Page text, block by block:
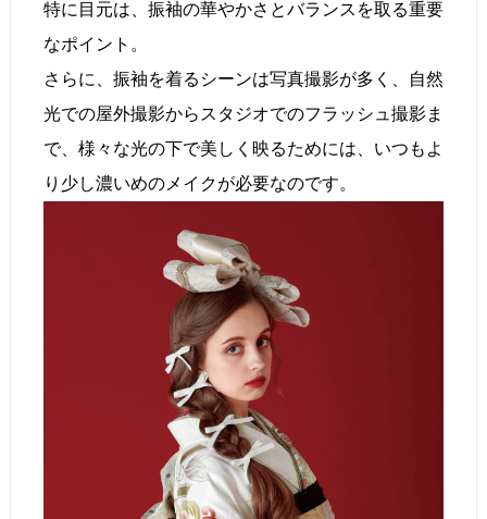
特に目元は、振袖の華やかさとバランスを取る重要
なポイント。
さらに、振袖を着るシーンは写真撮影が多く、自然
光での屋外撮影からスタジオでのフラッシュ撮影ま
で、様々な光の下で美しく映るためには、いつもよ
り少し濃いめのメイクが必要なのです。